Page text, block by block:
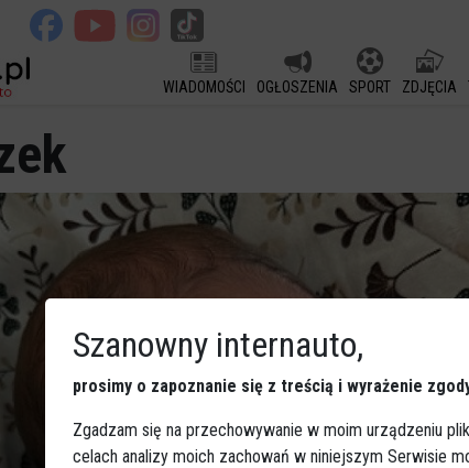
WIADOMOŚCI OGŁOSZENIA SPORT ZDJĘCIA
Szanowny internauto,
prosimy o zapoznanie się z treścią i wyrażenie
Zgadzam się na przechowywanie w moim urządzeniu
celach analizy moich zachowań w niniejszym Serwisie